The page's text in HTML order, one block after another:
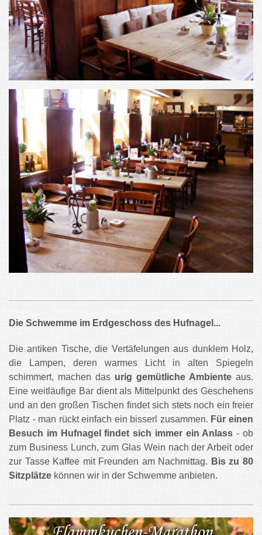
Die Schwemme im Erdgeschoss des Hufnagel...
Die antiken Tische, die Vertäfelungen aus dunklem Holz,
die Lampen, deren warmes Licht in alten Spiegeln
schimmert, machen das urig gemütliche Ambiente aus.
Eine weitläufige Bar dient als Mittelpunkt des Geschehens
und an den großen Tischen findet sich stets noch ein freier
Platz - man rückt einfach ein bisserl zusammen. Für einen
Besuch im Hufnagel findet sich immer ein Anlass - ob
zum Business Lunch, zum Glas Wein nach der Arbeit oder
zur Tasse Kaffee mit Freunden am Nachmittag. Bis zu 80
Sitzplätze können wir in der Schwemme anbieten.